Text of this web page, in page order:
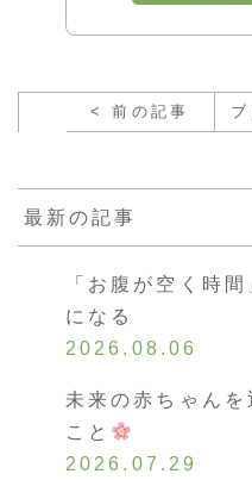
< 前の記事
最新の記事
「お腹が空く時
になる
2026.08.06
未来の赤ちゃん
こと
2026.07.29